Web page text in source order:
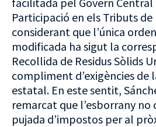
Participació en els Tributs de
considerant que l’única
modificada ha sigut la
Recollida de Residus Sòlids
compliment d’exigències de
estatal. En este sentit,
remarcat que l’esborrany
pujada d’impostos per al